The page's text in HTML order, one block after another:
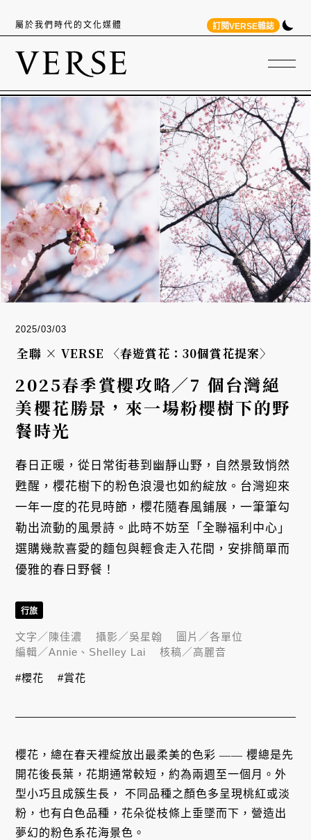
屬於我們時代的文化媒體 訂閱VERSE雜誌
2025/03/03
全聯 × VERSE 〈春遊賞花：30個賞花提案〉
2025春季賞櫻攻略／7 個台灣絕
美櫻花勝景，來一場粉櫻樹下的野
餐時光
春日正暖，從日常街巷到幽靜山野，自然景致悄然
甦醒，櫻花樹下的粉色浪漫也如約綻放。台灣迎來
一年一度的花見時節，櫻花隨春風鋪展，一筆筆勾
勒出流動的風景詩。此時不妨至「全聯福利中心」
選購幾款喜愛的麵包與輕食走入花間，安排簡單而
優雅的春日野餐！
櫻花，總在春天裡綻放出最柔美的色彩 —— 櫻總是先
開花後長葉，花期通常較短，約為兩週至一個月。外
型小巧且成簇生長， 不同品種之顏色多呈現桃紅或淡
粉，也有白色品種，花朵從枝條上垂墜而下，營造出
夢幻的粉色系花海景色。
行旅
文字／ 陳佳濃 攝影／吳星翰 圖片／各單位
編輯／Annie、Shelley Lai 核稿／高麗音
#櫻花 #賞花